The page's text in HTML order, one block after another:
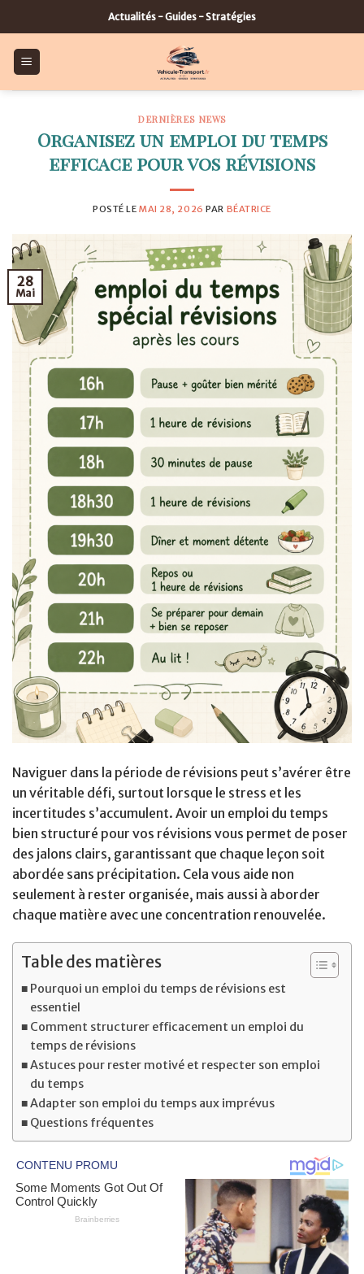
to
content
Actualités - Guides - Stratégies
DERNIÈRES NEWS
Organisez un emploi du temps
efficace pour vos révisions
POSTÉ LE MAI 28, 2026 PAR BÉATRICE
28
Mai
Naviguer dans la période de révisions peut s’avérer être
un véritable défi, surtout lorsque le stress et les
incertitudes s’accumulent. Avoir un emploi du temps
bien structuré pour vos révisions vous permet de poser
des jalons clairs, garantissant que chaque leçon soit
abordée sans précipitation. Cela vous aide non
seulement à rester organisée, mais aussi à aborder
chaque matière avec une concentration renouvelée.
Table des matières
Pourquoi un emploi du temps de révisions est
essentiel
Comment structurer efficacement un emploi du
temps de révisions
Astuces pour rester motivé et respecter son emploi
du temps
Adapter son emploi du temps aux imprévus
Questions fréquentes